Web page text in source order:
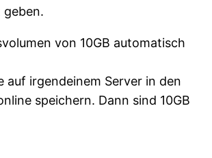
von 10GB automatisch
irgendeinem Server in den
speichern. Dann sind 10GB